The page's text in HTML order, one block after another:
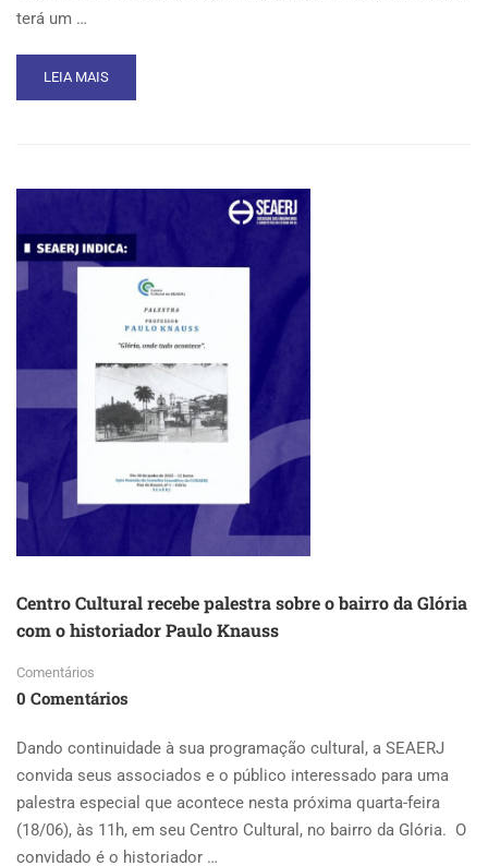
terá um …
READ
MORE
ENGENHEIROS
ARQUITETOS
LEIA MAIS
Centro Cultural recebe palestra sobre o bairro da Glória
com o historiador Paulo Knauss
Comentários
0 Comentários
Dando continuidade à sua programação cultural, a SEAERJ
convida seus associados e o público interessado para uma
palestra especial que acontece nesta próxima quarta-feira
(18/06), às 11h, em seu Centro Cultural, no bairro da Glória. O
convidado é o historiador …